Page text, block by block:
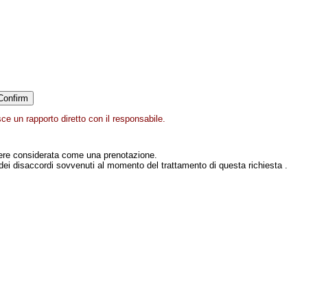
un rapporto diretto con il responsabile.
considerata come una prenotazione.
disaccordi sovvenuti al momento del trattamento di questa richiesta .